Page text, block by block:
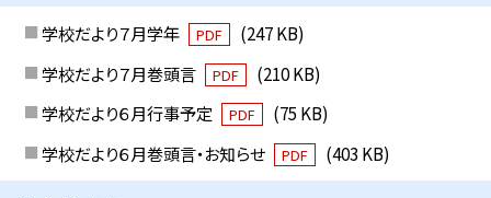
学校だより７月学年 PDF
(247 KB)
学校だより７月巻頭言
PDF
(210 KB)
学校だより６月行事予定
PDF
(75 KB)
学校だより６月巻頭言・お知らせ
PDF (403 KB)